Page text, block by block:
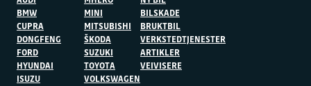
BMW
CUPRA
DONGFENG
FORD
HYUNDAI
ISUZU
MINI
MITSUBISHI
ŠKODA
SUZUKI
TOYOTA
VOLKSWAGEN
BILSKADE
BRUKTBIL
VERKSTEDTJENESTER
ARTIKLER
VEIVISERE